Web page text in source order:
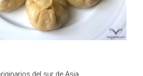
Primeros para
brillar
del sur de Asia,